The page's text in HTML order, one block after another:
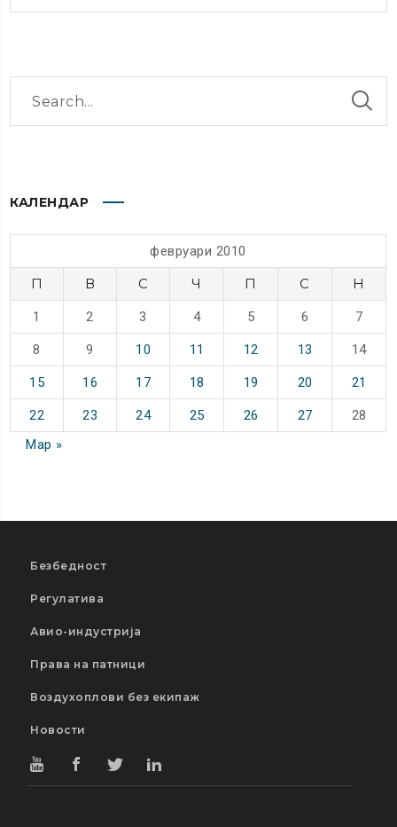
КАЛЕНДАР
февруари 2010
П В С Ч П С Н
1 2 3 4 5 6 7
8 9 10 11 12 13 14
15 16 17 18 19 20 21
22 23 24 25 26 27
28
Мар »
Безбедност
Регулатива
Авио-индустрија
Права на патници
Воздухоплови без екипаж
Новости